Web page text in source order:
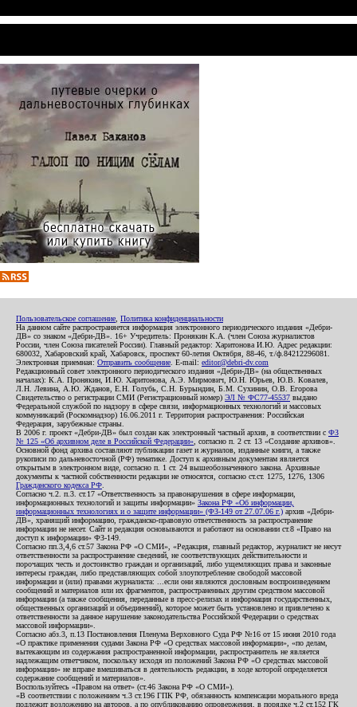
Пользовательское соглашение Политика конфиденциальности
На данном сайте распространяется информация электронного периодического издания «Дебри-
ДВ» со знаком «Дебри-ДВ». 16+ Учредитель: Пронякин К.А. (член Союза журналистов
России, член Союза писателей России). Главный редактор: Харитонова И.Ю. Адрес редакции:
680032, Хабаровский край, Хабаровск, проспект 60-летия Октября, 88-46, т./ф.84212296081.
Электронная приемная: Отправить сообщение . E-mail: editor@debri-dv.com
Редакционный совет электронного периодического издания «Дебри-ДВ» (на общественных
началах): К.А. Пронякин, И.Ю. Харитонова, А.Э. Мирмович, Ю.Н. Юрьев, Ю.В. Ковалев,
Л.Н. Левина, А.Ю. Жданов, Е.Н. Голубь, С.Н. Бурындин, Б.М. Сухинин, О.В. Егорова
Свидетельство о регистрации СМИ (Регистрационный номер) ЭЛ № ФС77-45537 выдано
Федеральной службой по надзору в сфере связи, информационных технологий и массовых
коммуникаций (Роскомнадзор) 16.06.2011 г. Территория распространения: Российская
Федерация, зарубежные страны.
В 2006 г. проект «Дебри-ДВ» был создан как электронный частный архив, в соответствии с ФЗ
№ 125 «Об архивном деле в Российской Федерации» , согласно п. 2 ст. 13 «Создание архивов».
Основной фонд архива составляют публикации газет и журналов, изданные книги, а также
рукописи по дальневосточной (РФ) тематике. Доступ к архивным документам является
открытым в электронном виде, согласно п. 1 ст. 24 вышеобозначенного закона. Архивные
документы к частной собственности редакции не относятся, согласно ст.ст. 1275, 1276, 1306
Гражданского кодекса РФ
Согласно ч.2. п.3. ст.17 «Ответственность за правонарушения в сфере информации,
информационных технологий и защиты информации» Закона РФ «Об информации,
информационных технологиях и о защите информации» (ФЗ-149 от 27.07.06 г.) архив «Дебри-
ДВ», хранящий информацию, гражданско-правовую ответственность за распространение
информации не несет. Сайт и редакция основываются и работают на основании ст.8 «Право на
доступ к информации» ФЗ-149.
Согласно пп.3,4,6 ст.57 Закона РФ «О СМИ», «Редакция, главный редактор, журналист не несут
ответственности за распространение сведений, не соответствующих действительности и
порочащих честь и достоинство граждан и организаций, либо ущемляющих права и законные
интересы граждан, либо представляющих собой злоупотребление свободой массовой
информации и (или) правами журналиста: ...если они являются дословным воспроизведением
сообщений и материалов или их фрагментов, распространенных другим средством массовой
информации (а также сообщения, переданные в пресс-релизах и информация государственных,
общественных организаций и объединений), которое может быть установлено и привлечено к
ответственности за данное нарушение законодательства Российской Федерации о средствах
массовой информации».
Согласно абз.3, п.13 Постановления Пленума Верховного Суда РФ №16 от 15 июня 2010 года
«О практике применения судами Закона РФ «О средствах массовой информации», «по делам,
вытекающим из содержания распространенной информации, распространитель не является
надлежащим ответчиком, поскольку исходя из положений Закона РФ «О средствах массовой
информации» не вправе вмешиваться в деятельность редакции, в ходе которой определяется
содержание сообщений и материалов».
Воспользуйтесь «Правом на ответ» (ст.46 Закона РФ «О СМИ»).
«В соответствии с положением ч.3 ст.196 ГПК РФ, обязанность компенсации морального вреда
подлежит возложению на авторов, а по опубликованию опровержения, в порядке ч.2 ст.152 ГК